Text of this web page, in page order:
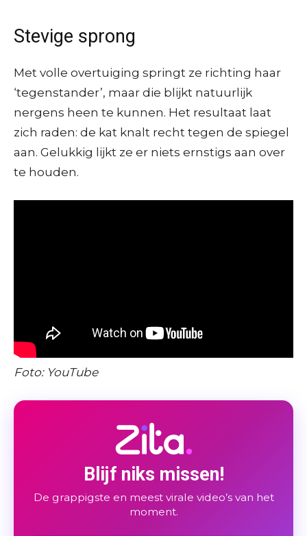
Stevige sprong
Met volle overtuiging springt ze richting haar
‘tegenstander’, maar die blijkt natuurlijk
nergens heen te kunnen. Het resultaat laat
zich raden: de kat knalt recht tegen de spiegel
aan. Gelukkig lijkt ze er niets ernstigs aan over
te houden.
Foto: YouTube
Blijf niks missen!
De grappigste en meest virale video’s van het
moment.